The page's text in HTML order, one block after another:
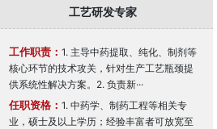
工艺研发专家
工作职责： 1. 主导中药提取、纯化、制剂等
核心环节的技术攻关，针对生产工艺瓶颈提
供系统性解决方案。2. 负责新···
任职资格： 1. 中药学、制药工程等相关专
业，硕士及以上学历；经验丰富者可放宽至